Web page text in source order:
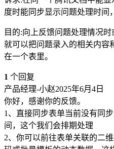
度时能同步显示问题处理时间
目的:向上反馈问题处理情况
就可以把问题录入的相关内容
在一个表里。
1 个回复
产品经理-小赵2025年6月4日
你好，感谢你的反馈。
1、直接同步表单当前没有同
间，这个我们会排期处理
2、你可以前往表单关联的二